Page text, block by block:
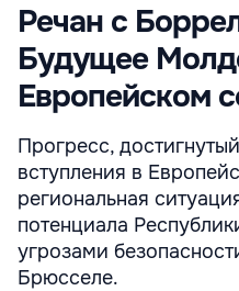
Речан с
Будущее
Европейском
Прогресс,
вступления в
региональная
потенциала
угрозами
Брюсселе.